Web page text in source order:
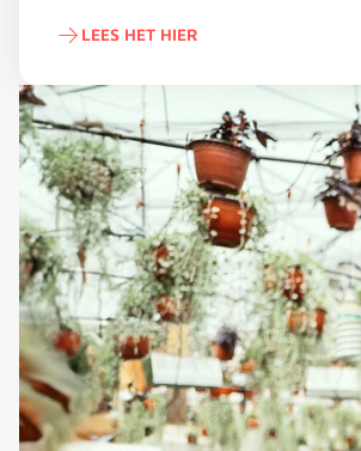
LEES HET HIER
Lees het hier